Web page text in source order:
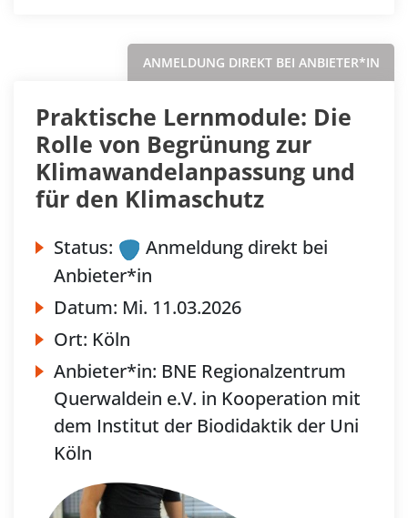
ANMELDUNG DIREKT BEI ANBIETER*IN
Praktische Lernmodule: Die
Rolle von Begrünung zur
Klimawandelanpassung und
für den Klimaschutz
Status:
Anmeldung direkt bei
Anbieter*in
Datum: Mi. 11.03.2026
Ort: Köln
Anbieter*in: BNE Regionalzentrum
Querwaldein e.V. in Kooperation mit
dem Institut der Biodidaktik der Uni
Köln